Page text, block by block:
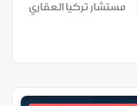
مستشار تركيا العقاري